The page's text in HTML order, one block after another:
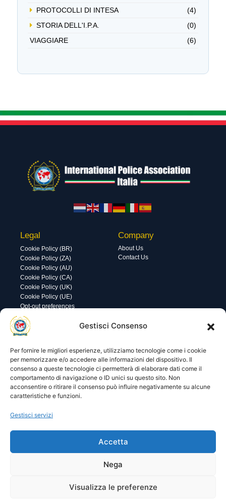
Gestisci Consenso
Per fornire le migliori esperienze, utilizziamo tecnologie come i cookie
per memorizzare e/o accedere alle informazioni del dispositivo. Il
consenso a queste tecnologie ci permetterà di elaborare dati come il
comportamento di navigazione o ID unici su questo sito. Non
acconsentire o ritirare il consenso può influire negativamente su alcune
caratteristiche e funzioni.
Gestisci servizi
Accetta
Nega
Visualizza le preferenze
PROTOCOLLI DI INTESA
(4)
STORIA DELL'I.P.A.
(0)
VIAGGIARE
(6)
Legal
Cookie Policy (BR)
Cookie Policy (ZA)
Cookie Policy (AU)
Cookie Policy (CA)
Cookie Policy (UK)
Cookie Policy (UE)
Opt-out preferences
Company
About Us
Contact Us
Utility
Visite di oggi: 18
Visite totali: 13987
Area gestione
Password
© 2025 I.P.A. Italia E.T.S. n. 36463 – Via Niccolò Copernico nr.